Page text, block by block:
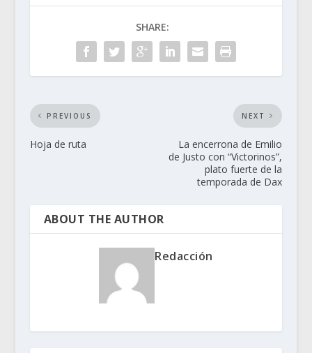
SHARE:
PREVIOUS
Hoja de ruta
NEXT
La encerrona de Emilio
de Justo con “Victorinos”,
plato fuerte de la
temporada de Dax
ABOUT THE AUTHOR
Redacción